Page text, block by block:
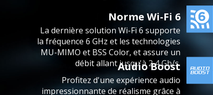
Norme Wi-Fi 6
La dernière solution Wi-Fi 6 supporte
la fréquence 6 GHz et les technologies
MU-MIMO et BSS Color, et assure un
débit allant jusqu'à 2,4 Gb/s.
Audio Boost
Profitez d'une expérience audio
impressionnante de réalisme grâce à